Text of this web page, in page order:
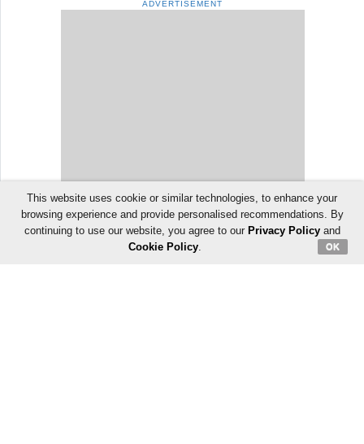
ADVERTISEMENT
This website uses cookie or similar technologies, to enhance your
browsing experience and provide personalised recommendations. By
continuing to use our website, you agree to our Privacy Policyand
Cookie Policy. OK